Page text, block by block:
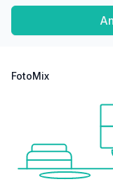
Angaben Entfernung
FotoMix